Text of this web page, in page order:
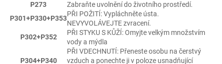
P273
Zabraňte uvolnění do životního prostředí.
P301+P330+P353
PŘI POŽITÍ: Vypláchněte ústa.
NEVYVOLÁVEJTE zvracení.
P302+P352
PŘI STYKU S KŮŽÍ: Omyjte velkým množstvím
vody a mýdla
P304+P340
PŘI VDECHNUTÍ: Přeneste osobu na čerstvý
vzduch a ponechte ji v poloze usnadňující